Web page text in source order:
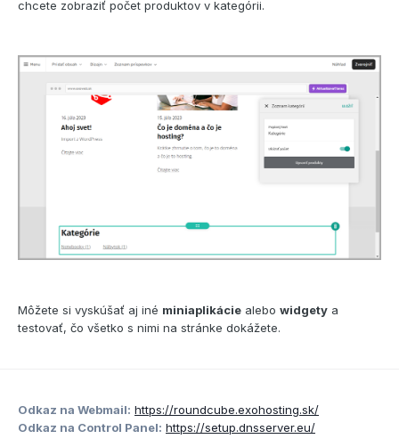
chcete zobraziť počet produktov v kategórii.
Môžete si vyskúšať aj iné miniaplikácie alebo widgety a
testovať, čo všetko s nimi na stránke dokážete.
Odkaz na Webmail: https://roundcube.exohosting.sk/
Odkaz na Control Panel: https://setup.dnsserver.eu/